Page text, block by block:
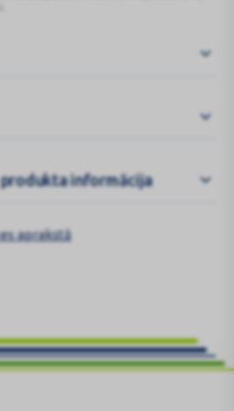
informācija
aprakstā